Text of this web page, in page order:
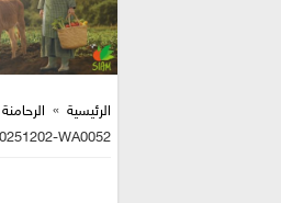
الرئيسية »
WA0052